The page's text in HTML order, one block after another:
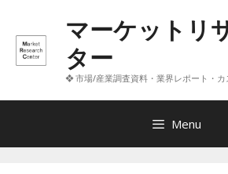
へ
マーケットリ
ター
❖ 市場/産業調査資料・業界レポート・カ
Menu